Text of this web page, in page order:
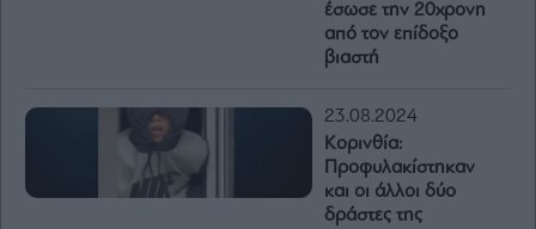
έσωσε την 20χρονη
από τον επίδοξο
βιαστή
23.08.2024
Κορινθία:
Προφυλακίστηκαν
και οι άλλοι δύο
δράστες της